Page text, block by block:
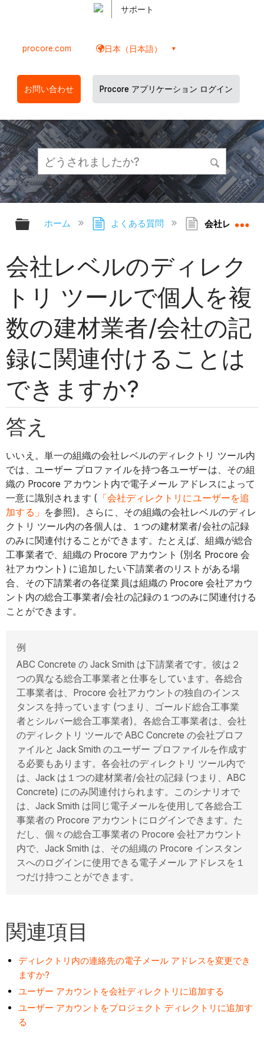
サポート
procore.com 日本（日本語）
お問い合わせ Procore アプリケーション ログイン
グローバル階層を展開/折りたたむ
ホーム よくある質問 会社レベルの
会社レベルのディレク
トリ ツールで個人を複
数の建材業者/会社の記
録に関連付けることは
できますか?
答え
いいえ。単一の組織の会社レベルのディレクトリ ツール内
では、ユーザー プロファイルを持つ各ユーザーは、その組
織の Procore アカウント内で電子メール アドレスによって
一意に識別されます ( 「会社ディレクトリにユーザーを追
加する」 を参照)。さらに、その組織の会社レベルのディレ
クトリ ツール内の各個人は、１つの建材業者/会社の記録
のみに関連付けることができます。たとえば、組織が総合
工事業者で、組織の Procore アカウント (別名 Procore 会
社アカウント) に追加したい下請業者のリストがある場
合、その下請業者の各従業員は組織の Procore 会社アカウ
ント内の総合工事業者/会社の記録の１つのみに関連付ける
ことができます。
例
ABC Concrete の Jack Smith は下請業者です。彼は２
つの異なる総合工事業者と仕事をしています。各総合
工事業者は、Procore 会社アカウントの独自のインス
タンスを持っています (つまり、ゴールド総合工事業
者とシルバー総合工事業者)。各総合工事業者は、会社
のディレクトリ ツールで ABC Concrete の会社プロフ
ァイルと Jack Smith のユーザー プロファイルを作成す
る必要もあります。各会社のディレクトリ ツール内で
は、Jack は１つの建材業者/会社の記録 (つまり、ABC
Concrete) にのみ関連付けられます。このシナリオで
は、Jack Smith は同じ電子メールを使用して各総合工
事業者の Procore アカウントにログインできます。た
だし、個々の総合工事業者の Procore 会社アカウント
内で、Jack Smith は、その組織の Procore インスタン
スへのログインに使用できる電子メール アドレスを１
つだけ持つことができます。
関連項目
ディレクトリ内の連絡先の電子メール アドレスを変更でき
ますか?
ユーザー アカウントを会社ディレクトリに追加する
ユーザー アカウントをプロジェクト ディレクトリに追加す
る